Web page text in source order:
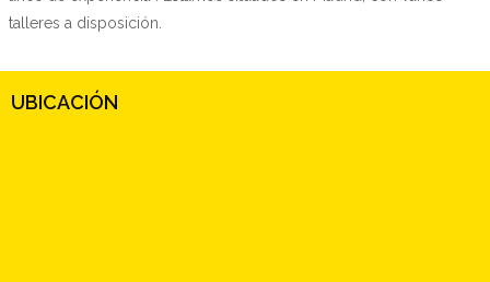
talleres a disposición.
UBICACIÓN